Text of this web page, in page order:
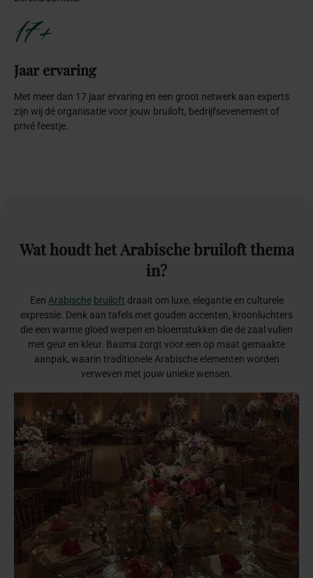
17+
Jaar ervaring
Met meer dan 17 jaar ervaring en een groot netwerk aan experts
zijn wij dé organisatie voor jouw bruiloft, bedrijfsevenement of
privé feestje.
WathoudthetArabischebruiloftthema
in?
Een Arabische bruiloft draait om luxe, elegantie en culturele
expressie. Denk aan tafels met gouden accenten, kroonluchters
die een warme gloed werpen en bloemstukken die de zaal vullen
met geur en kleur. Basma zorgt voor een op maat gemaakte
aanpak, waarin traditionele Arabische elementen worden
verweven met jouw unieke wensen.